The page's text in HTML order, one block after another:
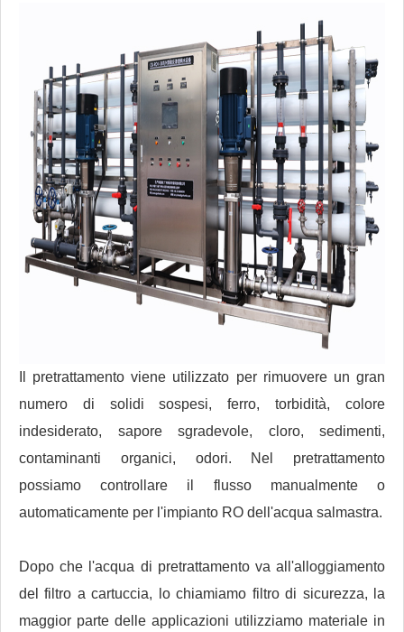
Il pretrattamento viene utilizzato per rimuovere un gran
numero di solidi sospesi, ferro, torbidità, colore
indesiderato, sapore sgradevole, cloro, sedimenti,
contaminanti organici, odori. Nel pretrattamento
possiamo controllare il flusso manualmente o
automaticamente per l'impianto RO dell'acqua salmastra.
Dopo che l'acqua di pretrattamento va all'alloggiamento
del filtro a cartuccia, lo chiamiamo filtro di sicurezza, la
maggior parte delle applicazioni utilizziamo materiale in